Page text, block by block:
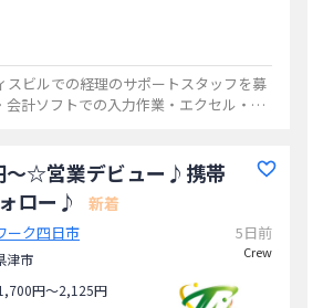
スビルでの経理のサポートスタッフを募
会計ソフトでの入力作業・エクセル・ワ
〜☆営業デビュー♪携帯
ロー♪
新着
ーク四日市
津市
円〜2,125円
5日前
Crew